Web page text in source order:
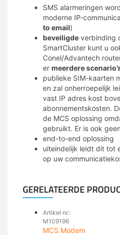
SMS alarmeringen
moderne IP-
to email)
beveiligde verbinding
SmartCluster kunt u
Conel/Advantech
er meerdere
publieke SIM-kaarten
en zal onherroepelijk
vast IP adres kost
abonnementskosten.
de MCS oplossing
gebruikt. Er is ook
end-to-end oplossing
uiteindelijk leidt dit tot
op uw
GERELATEERDE
Artikel nr.:
M109196
MCS Modem